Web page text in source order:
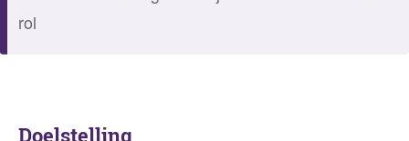
rol
Doelstelling